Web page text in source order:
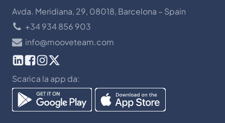
Avda. Meridiana, 29, 08018, Barcelona – Spain
+34 934 856 903
info@mooveteam.com
Scarica la app da: